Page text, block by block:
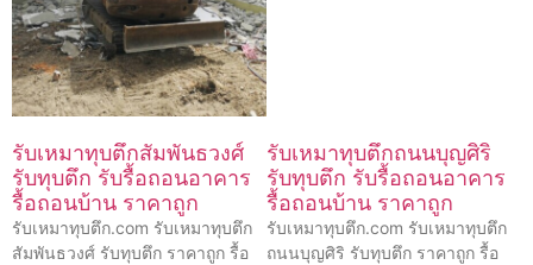
รับเหมาทุบตึกสัมพันธวงศ์
รับทุบตึก รับรื้อถอนอาคาร
รื้อถอนบ้าน ราคาถูก
รับเหมาทุบตึก.com รับเหมาทุบตึก
สัมพันธวงศ์ รับทุบตึก ราคาถูก รื้อ
รับเหมาทุบตึกถนนบุญศิริ
รับทุบตึก รับรื้อถอนอาคาร
รื้อถอนบ้าน ราคาถูก
รับเหมาทุบตึก.com รับเหมาทุบตึก
ถนนบุญศิริ รับทุบตึก ราคาถูก รื้อ